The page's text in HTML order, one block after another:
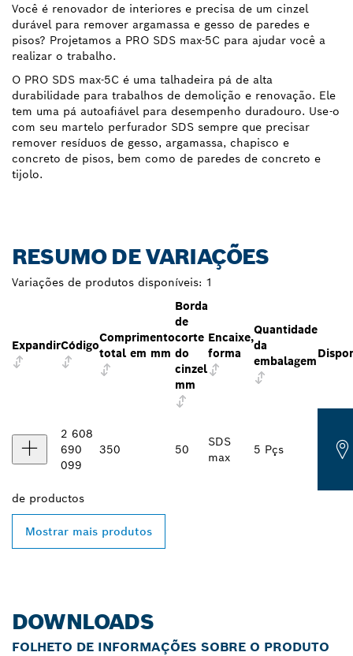
Você é renovador de interiores e precisa de um cinzel
durável para remover argamassa e gesso de paredes e
pisos? Projetamos a PRO SDS max-5C para ajudar você a
realizar o trabalho.
O PRO SDS max-5C é uma talhadeira pá de alta
durabilidade para trabalhos de demolição e renovação. Ele
tem uma pá autoafiável para desempenho duradouro. Use-o
com seu martelo perfurador SDS sempre que precisar
remover resíduos de gesso, argamassa, chapisco e
concreto de pisos, bem como de paredes de concreto e
tijolo.
RESUMO DE VARIAÇÕES
Variações de produtos disponíveis: 1
ExpandirCódigo
Comprimento
total em mm
Borda
de
corte
do
cinzel
mm
Encaixe,
forma
Quantidade
da
embalagem
2 608
690
099
350 50
SDS
max
5 Pçs
de productos
Mostrar mais produtos
DOWNLOADS
FOLHETO DE INFORMAÇÕES SOBRE O PRODUTO